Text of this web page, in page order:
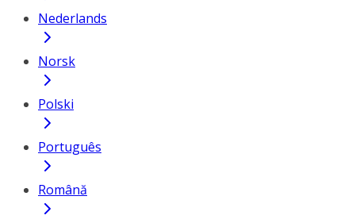
Nederlands
Norsk
Polski
Português
Română